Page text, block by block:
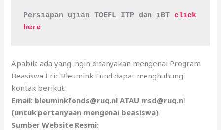
Persiapan ujian TOEFL ITP dan iBT click
here
Apabila ada yang ingin ditanyakan mengenai Program
Beasiswa Eric Bleumink Fund dapat menghubungi
kontak berikut:
Email: bleuminkfonds@rug.nl ATAU msd@rug.nl
(untuk pertanyaan mengenai beasiswa)
Sumber Website Resmi: